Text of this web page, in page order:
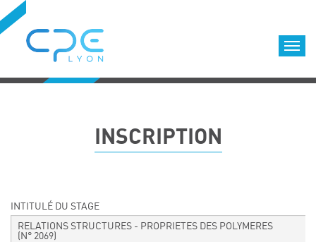
Formations diplômantes
Equipe
Nous choisir
INSCRIPTION
INTITULÉ DU STAGE
RELATIONS STRUCTURES - PROPRIETES DES POLYMERES
(N° 2069)
Cookies management panel